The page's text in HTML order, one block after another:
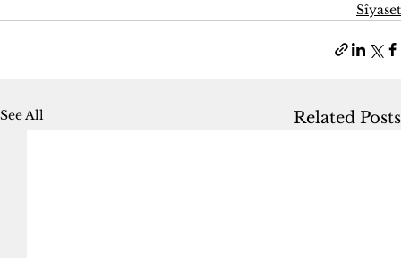
Sîyaset
Related Posts
See All